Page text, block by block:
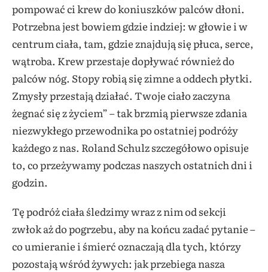
pompować ci krew do koniuszków palców dłoni.
Potrzebna jest bowiem gdzie indziej: w głowie i w
centrum ciała, tam, gdzie znajdują się płuca, serce,
wątroba. Krew przestaje dopływać również do
palców nóg. Stopy robią się zimne a oddech płytki.
Zmysły przestają działać. Twoje ciało zaczyna
żegnać się z życiem”– tak brzmią pierwsze zdania
niezwykłego przewodnika po ostatniej podróży
każdego z nas. Roland Schulz szczegółowo opisuje
to, co przeżywamy podczas naszych ostatnich dni i
godzin.
Tę podróż ciała śledzimy wraz z nim od sekcji
zwłok aż do pogrzebu, aby na końcu zadać pytanie–
co umieranie i śmierć oznaczają dla tych, którzy
pozostają wśród żywych: jak przebiega nasza